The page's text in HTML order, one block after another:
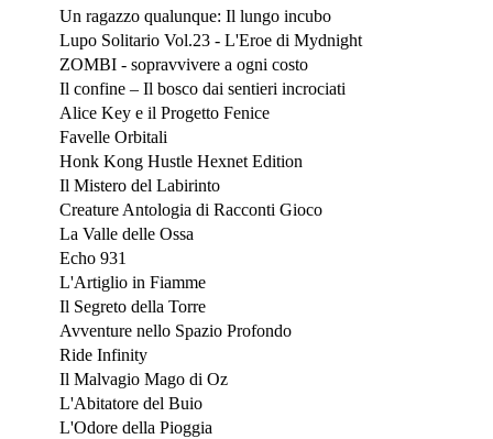
Un ragazzo qualunque: Il lungo incubo
Lupo Solitario Vol.23 - L'Eroe di Mydnight
ZOMBI - sopravvivere a ogni costo
Il confine – Il bosco dai sentieri incrociati
Alice Key e il Progetto Fenice
Favelle Orbitali
Honk Kong Hustle Hexnet Edition
Il Mistero del Labirinto
Creature Antologia di Racconti Gioco
La Valle delle Ossa
Echo 931
L'Artiglio in Fiamme
Il Segreto della Torre
Avventure nello Spazio Profondo
Ride Infinity
Il Malvagio Mago di Oz
L'Abitatore del Buio
L'Odore della Pioggia